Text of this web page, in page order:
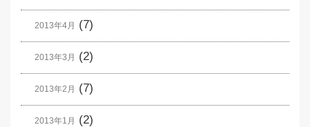
2013年4月 (7)
2013年3月 (2)
2013年2月 (7)
2013年1月 (2)